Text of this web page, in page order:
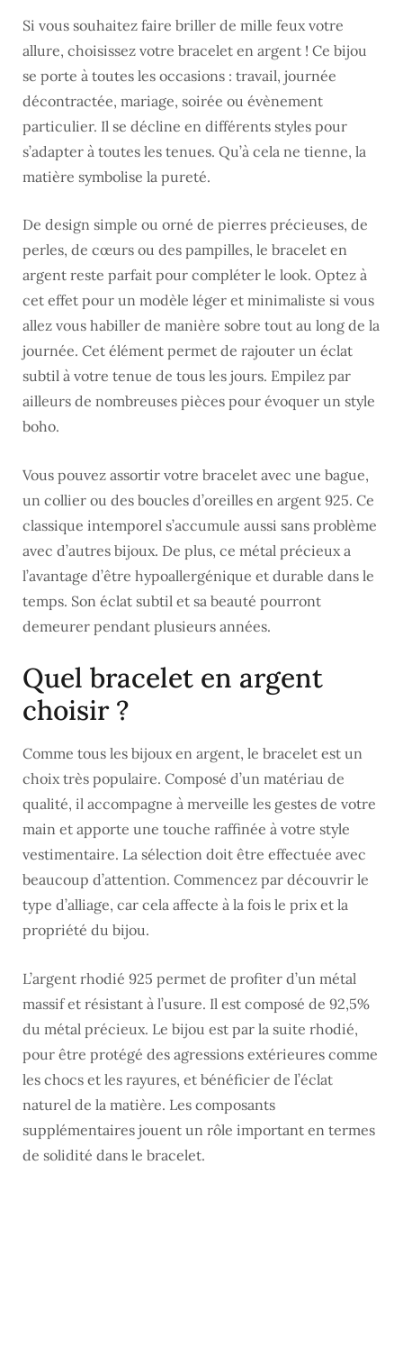
Si vous souhaitez faire briller de mille feux votre
allure, choisissez votre bracelet en argent ! Ce bijou
se porte à toutes les occasions : travail, journée
décontractée, mariage, soirée ou évènement
particulier. Il se décline en différents styles pour
s’adapter à toutes les tenues. Qu’à cela ne tienne, la
matière symbolise la pureté.
De design simple ou orné de pierres précieuses, de
perles, de cœurs ou des pampilles, le bracelet en
argent reste parfait pour compléter le look. Optez à
cet effet pour un modèle léger et minimaliste si vous
allez vous habiller de manière sobre tout au long de la
journée. Cet élément permet de rajouter un éclat
subtil à votre tenue de tous les jours. Empilez par
ailleurs de nombreuses pièces pour évoquer un style
boho.
Vous pouvez assortir votre bracelet avec une bague,
un collier ou des boucles d’oreilles en argent 925. Ce
classique intemporel s’accumule aussi sans problème
avec d’autres bijoux. De plus, ce métal précieux a
l’avantage d’être hypoallergénique et durable dans le
temps. Son éclat subtil et sa beauté pourront
demeurer pendant plusieurs années.
Quel bracelet en argent
choisir ?
Comme tous les bijoux en argent, le bracelet est un
choix très populaire. Composé d’un matériau de
qualité, il accompagne à merveille les gestes de votre
main et apporte une touche raffinée à votre style
vestimentaire. La sélection doit être effectuée avec
beaucoup d’attention. Commencez par découvrir le
type d’alliage, car cela affecte à la fois le prix et la
propriété du bijou.
L’argent rhodié 925 permet de profiter d’un métal
massif et résistant à l’usure. Il est composé de 92,5%
du métal précieux. Le bijou est par la suite rhodié,
pour être protégé des agressions extérieures comme
les chocs et les rayures, et bénéficier de l’éclat
naturel de la matière. Les composants
supplémentaires jouent un rôle important en termes
de solidité dans le bracelet.